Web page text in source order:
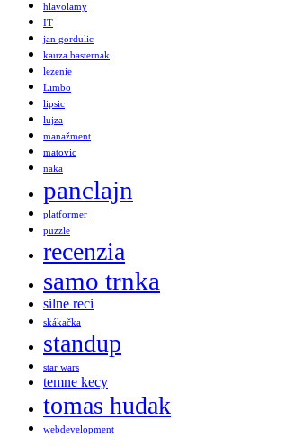
hlavolamy
IT
jan gordulic
kauza basternak
lezenie
Limbo
lipsic
lujza
manažment
matovic
naka
panclajn
platformer
puzzle
recenzia
samo trnka
silne reci
skákačka
standup
star wars
temne kecy
tomas hudak
webdevelopment